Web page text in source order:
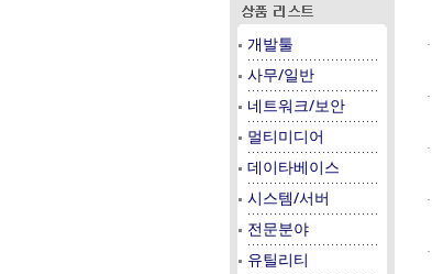
개발툴
사무/일반
네트워크/보안
멀티미디어
데이타베이스
시스템/서버
전문분야
유틸리티